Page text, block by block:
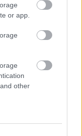
or app.
other
sötétbarna
mákos
tényleg
a tavalyi is
az alap alig
portert…